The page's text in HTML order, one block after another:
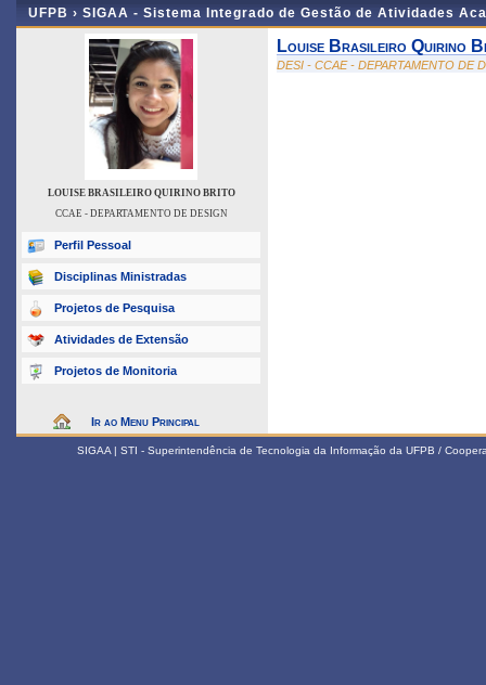
UFPB › SIGAA - Sistema Integrado de Gestão de Atividades
LOUISE BRASILEIRO QUIRINO BRITO
CCAE - DEPARTAMENTO DE DESIGN
Perfil Pessoal
Disciplinas Ministradas
Projetos de Pesquisa
Atividades de Extensão
Projetos de Monitoria
Ir ao Menu Principal
Louise Brasileiro Quirino
DESI - CCAE - DEPARTAMENTO DE
SIGAA | STI - Superintendência de Tecnologia da Informação da UFPB /